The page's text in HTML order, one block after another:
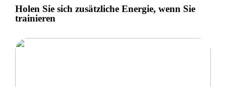
Holen Sie sich zusätzliche Energie, wenn Sie
trainieren